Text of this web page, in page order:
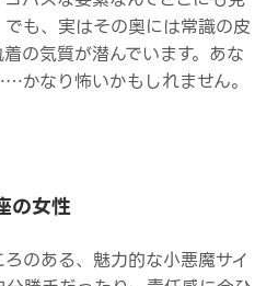
も、実はその奥には常識の皮
の気質が潜んでいます。あな
かなり怖いかもしれません。
女性
のある、魅力的な小悪魔サイ